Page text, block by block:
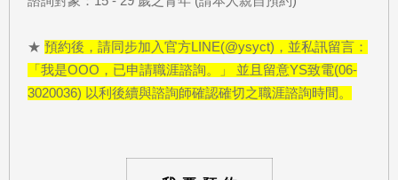
★ 預約後，請同步加入官方LINE(@ysyct)，並私訊留言：
「我是OOO，已申請職涯諮詢。」 並且留意YS致電(06-
3020036) 以利後續與諮詢師確認確切之職涯諮詢時間。